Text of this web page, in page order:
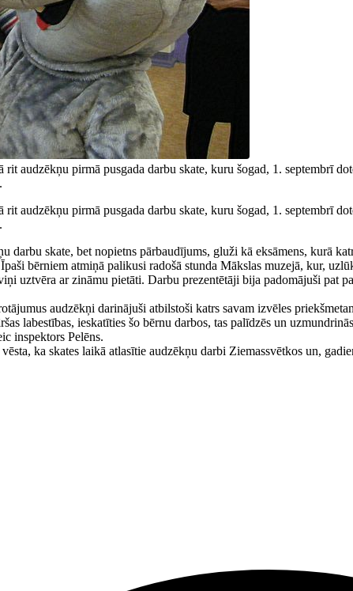
audzēkņu pirmā pusgada darbu skate, kuru šogad, 1. septembrī
audzēkņu pirmā pusgada darbu skate, kuru šogad, 1. septembrī
skate, bet nopietns pārbaudījums, gluži kā eksāmens, kurā
bērniem atmiņā palikusi radošā stunda Mākslas muzejā, kur,
uztvēra ar zināmu pietāti. Darbu prezentētāji bija padomājuši pat
audzēkņi darinājuši atbilstoši katrs savam izvēles
labestības, ieskatīties šo bērnu darbos, tas palīdzēs un
inspektors Pelēns.
ka skates laikā atlasītie audzēkņu darbi Ziemassvētkos un,